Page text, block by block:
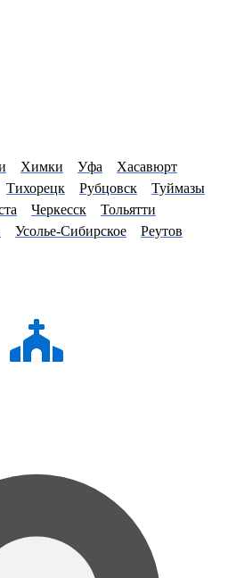
Химки Уфа
Хасавюрт
Тихорецк Рубцовск
Туймазы
Черкесск
Тольятти
Усолье-Сибирское Реутов